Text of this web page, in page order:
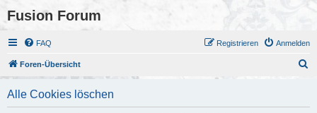
Fusion Forum
FAQ Anmelden
Registrieren
Foren-Übersicht
Alle Cookies löschen